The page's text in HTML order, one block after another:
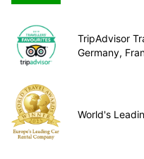
TripAdvisor
Germany,
World's